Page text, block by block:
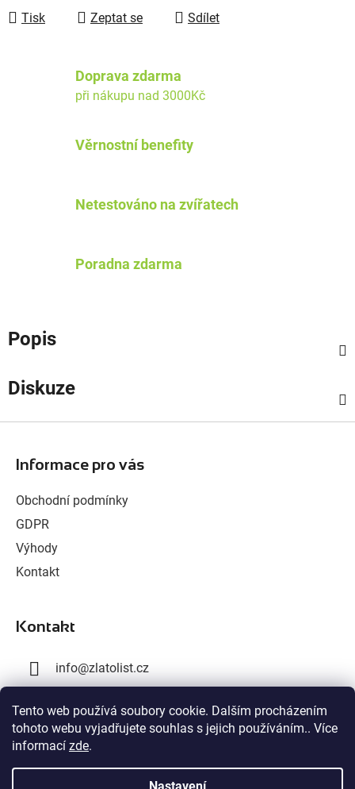
Tento web používá soubory cookie. Dalším procházením
tohoto webu vyjadřujete souhlas s jejich používáním.. Více
informací zde.
Tisk Zeptat se Sdílet
Doprava zdarma
při nákupu nad 3000Kč
Věrnostní benefity
Netestováno na zvířatech
Poradna zdarma
Popis
Diskuze
Informace pro vás
Obchodní podmínky
GDPR
Výhody
Kontakt
Kontakt
info@zlatolist.cz
+420 777 300 576
+420 603 358 028